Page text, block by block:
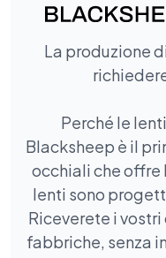
La produzione
Perché le
Blacksheep è il
occhiali che offre
lenti sono
Riceverete i
fabbriche, senza